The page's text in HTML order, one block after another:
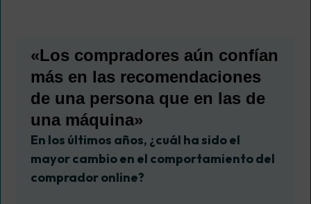
«Los compradores aún confían
más en las recomendaciones
de una persona que en las de
una máquina»
En los últimos años, ¿cuál ha sido el
mayor cambio en el comportamiento del
comprador online?